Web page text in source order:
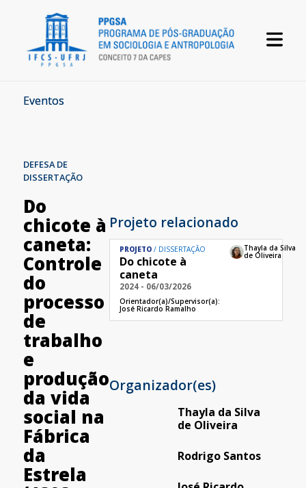
Eventos
DEFESA DE
DISSERTAÇÃO
Do
chicote à
caneta:
Controle
do
processo
de
trabalho
e
produção
da vida
social na
Fábrica
da
Estrela
Projeto relacionado
PROJETO DISSERTAÇÃO
Do chicote à
caneta
2024 - 06/03/2026
Orientador(a)/Supervisor(a):
José Ricardo Ramalho
Thayla da Silva
de Oliveira
Organizador(es)
Thayla da Silva
de Oliveira
Rodrigo Santos